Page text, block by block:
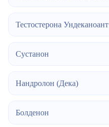
Тестостерона Ундеканоант
Сустанон
Нандролон (Дека)
Болденон